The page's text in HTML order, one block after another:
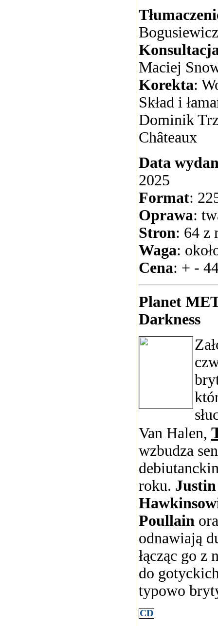
Maciej
Korekta:
Skład i
Dominik
Châteaux
Data
2025
Format:
Oprawa:
Stron: 64 z
Waga:
Cena: + -
Planet
Darkness
Van Halen,
wzbudza
roku. Justin
Poullain
odnawiają
łącząc go z
do
typowo
CD